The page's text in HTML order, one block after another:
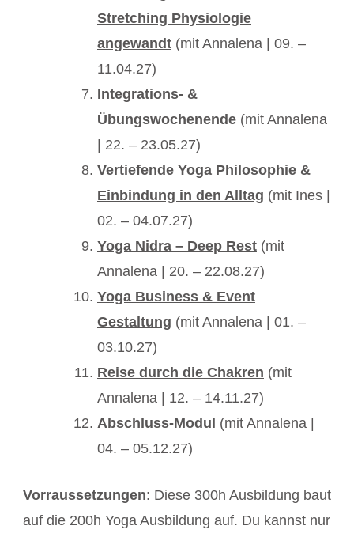
Stretching Physiologie
angewandt (mit Annalena | 09. –
11.04.27)
Integrations- &
Übungswochenende (mit Annalena
| 22. – 23.05.27)
Vertiefende Yoga Philosophie &
Einbindung in den Alltag (mit Ines |
02. – 04.07.27)
Yoga Nidra – Deep Rest (mit
Annalena | 20. – 22.08.27)
Yoga Business & Event
Gestaltung (mit Annalena | 01. –
03.10.27)
Reise durch die Chakren (mit
Annalena | 12. – 14.11.27)
Abschluss-Modul (mit Annalena |
04. – 05.12.27)
Vorraussetzungen: Diese 300h Ausbildung baut
auf die 200h Yoga Ausbildung auf. Du kannst nur